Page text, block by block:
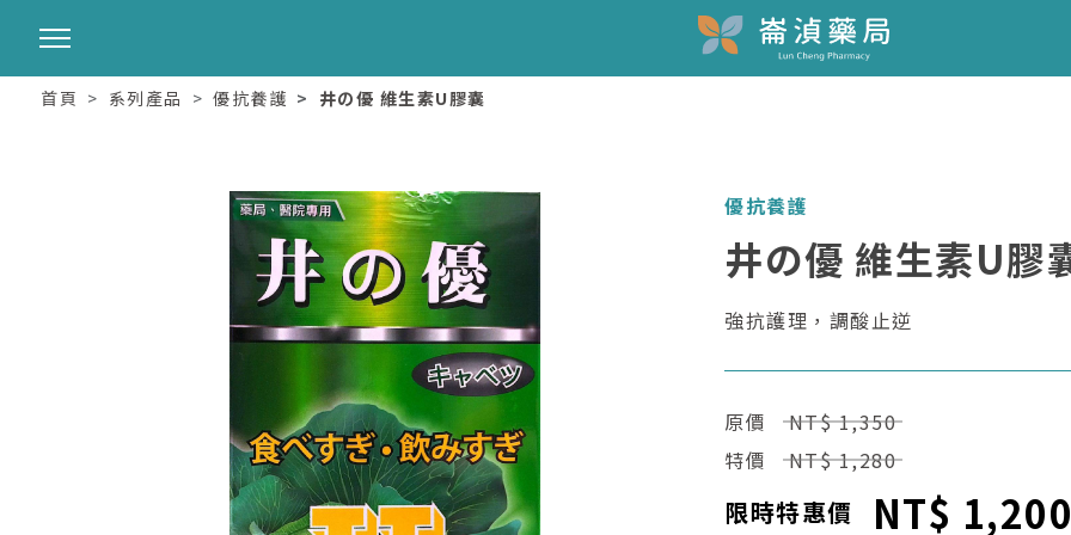
首頁 系列產品 優抗養護 井の優 維生素U膠囊
優抗養護
井の優 維生素U膠
強抗護理，調酸止逆
原價
NT$ 1,350
特價
NT$ 1,280
限時特惠價 NT$ 1,200